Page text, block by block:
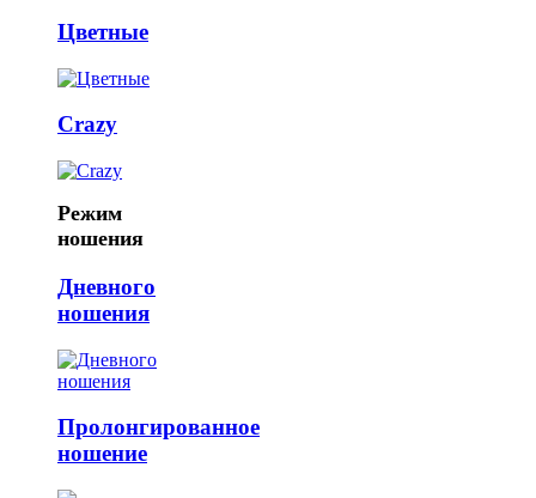
Цветные
Crazy
Режим
ношения
Дневного
ношения
Пролонгированное
ношение